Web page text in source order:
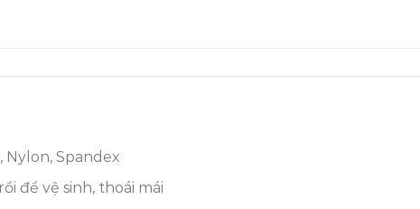
Nylon, Spandex
để vệ sinh, thoái mái